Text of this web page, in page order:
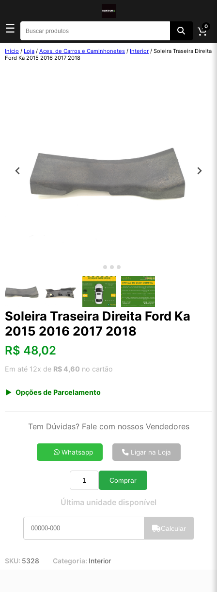
☰ 0
Início / Loja / Aces. de Carros e Caminhonetes / Interior / Soleira Traseira Direita
Ford Ka 2015 2016 2017 2018
Soleira Traseira Direita Ford Ka
2015 2016 2017 2018
R$ 48,02
Em até 12x de R$ 4,60 no cartão
Opções de Parcelamento
2x de R$ 25,74
4x de R$ 13,06
5x de R$ 10,52
10x de R$ 5,44
11x de R$ 5,00
Tem Dúvidas? Fale com nossos Vendedores
Whatsapp Ligar na Loja
Quantidade
Comprar
Última unidade disponível
Calcular
SKU: 5328 Categoria: Interior